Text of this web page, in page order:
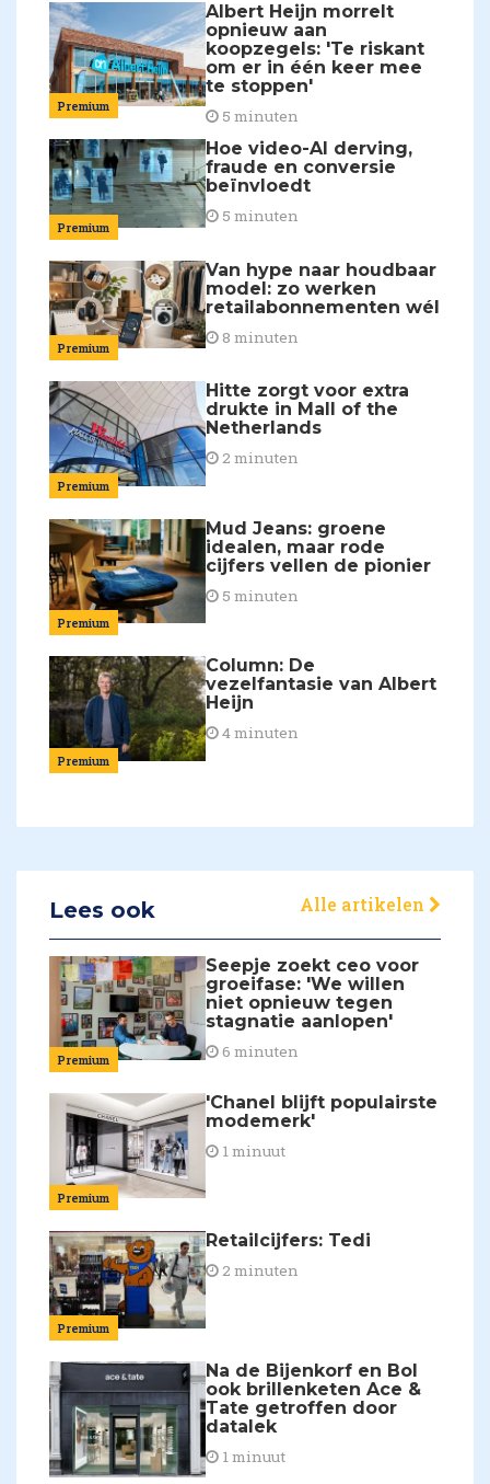
Premium
Albert Heijn morrelt
opnieuw aan
koopzegels: 'Te riskant
om er in één keer mee
te stoppen'
5 minuten
Premium
Hoe video-AI derving,
fraude en conversie
beïnvloedt
5 minuten
Premium
Van hype naar houdbaar
model: zo werken
retailabonnementen wél
8 minuten
Premium
Hitte zorgt voor extra
drukte in Mall of the
Netherlands
2 minuten
Premium
Mud Jeans: groene
idealen, maar rode
cijfers vellen de pionier
5 minuten
Premium
Column: De
vezelfantasie van Albert
Heijn
4 minuten
Lees ook Alle artikelen
Premium
Seepje zoekt ceo voor
groeifase: 'We willen
niet opnieuw tegen
stagnatie aanlopen'
6 minuten
Premium
'Chanel blijft populairste
modemerk'
1 minuut
Premium
Retailcijfers: Tedi
2 minuten
Na de Bijenkorf en Bol
ook brillenketen Ace &
Tate getroffen door
datalek
1 minuut